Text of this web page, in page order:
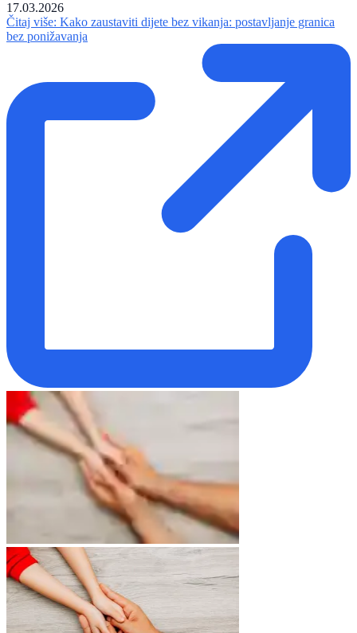
17.03.2026
Čitaj više: Kako zaustaviti dijete bez vikanja: postavljanje granica
bez ponižavanja